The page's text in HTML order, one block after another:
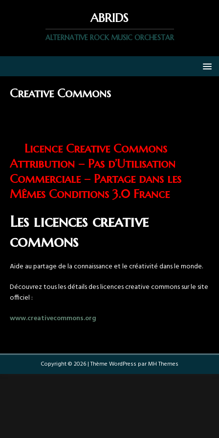
ABRIDS
ALTERNATIVE ROCK MUSIC ORCHESTAR
Creative Commons
Licence Creative Commons
Attribution – Pas d’Utilisation
Commerciale – Partage dans les
Mêmes Conditions 3.0 France.
Les licences creative
commons
Aide au partage de la connaissance et le créativité dans le monde.
Découvrez tous les détails des licences creative commons sur le site
officiel :
www.creativecommons.org
Copyright © 2026 | Thème WordPress parMH Themes